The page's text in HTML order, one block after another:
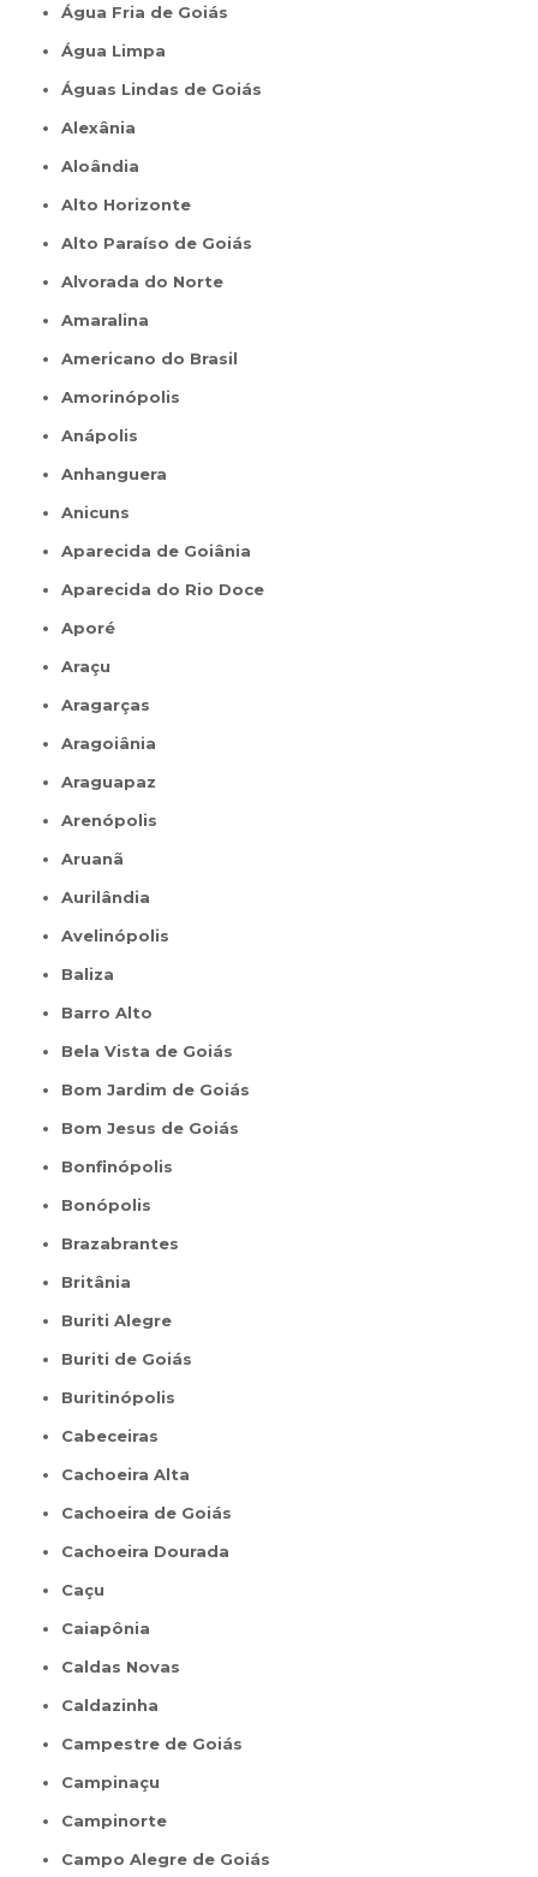
Água Fria de Goiás
Água Limpa
Águas Lindas de Goiás
Alexânia
Aloândia
Alto Horizonte
Alto Paraíso de Goiás
Alvorada do Norte
Amaralina
Americano do Brasil
Amorinópolis
Anápolis
Anhanguera
Anicuns
Aparecida de Goiânia
Aparecida do Rio Doce
Aporé
Araçu
Aragarças
Aragoiânia
Araguapaz
Arenópolis
Aruanã
Aurilândia
Avelinópolis
Baliza
Barro Alto
Bela Vista de Goiás
Bom Jardim de Goiás
Bom Jesus de Goiás
Bonfinópolis
Bonópolis
Brazabrantes
Britânia
Buriti Alegre
Buriti de Goiás
Buritinópolis
Cabeceiras
Cachoeira Alta
Cachoeira de Goiás
Cachoeira Dourada
Caçu
Caiapônia
Caldas Novas
Caldazinha
Campestre de Goiás
Campinaçu
Campinorte
Campo Alegre de Goiás